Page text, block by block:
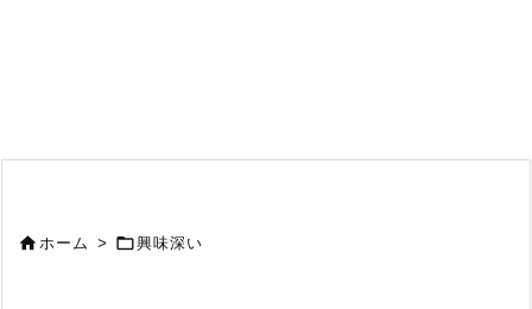
ホーム > 興味深い